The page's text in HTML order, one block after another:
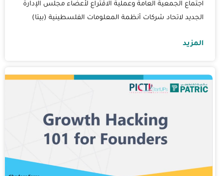
اجتماع الجمعية العامة وعملية الاقتراع لأعضاء مجلس الإدارة
الجديد لاتحاد شركات أنظمة المعلومات الفلسطينية (بيتا)
المزيد